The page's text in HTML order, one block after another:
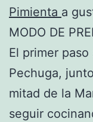
Pimienta a
MODO DE
El primer
Pechuga,
mitad de la
seguir